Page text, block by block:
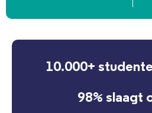
10.000+
98% slaagt